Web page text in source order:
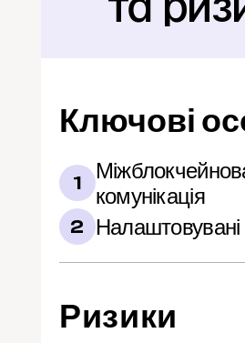
Ключові
1
комунікація
2
Ризики